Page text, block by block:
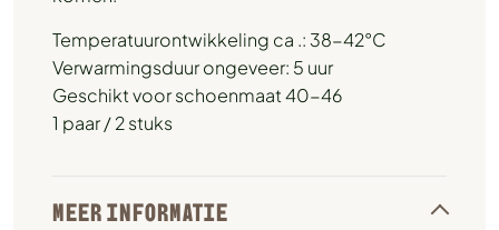
Temperatuurontwikkeling ca .: 38-42°C
Verwarmingsduur ongeveer: 5 uur
Geschikt voor schoenmaat 40-46
1 paar / 2 stuks
MEER INFORMATIE